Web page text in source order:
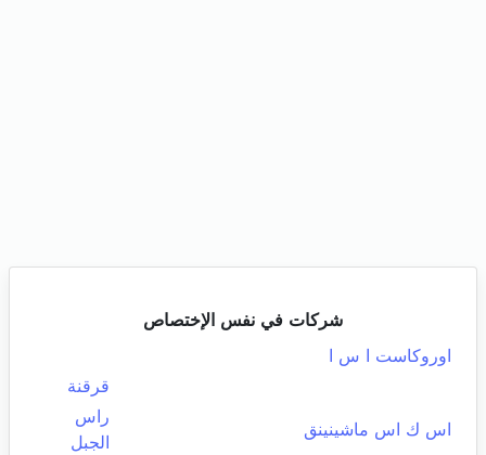
شركات في نفس الإختصاص
اوروكاست ا س ا
قرقنة
اس ك اس ماشينينق
راس
الجبل